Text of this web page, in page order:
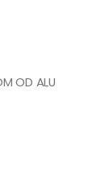
OD ALU